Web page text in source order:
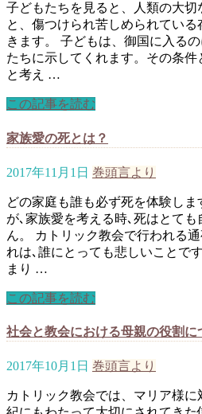
子どもたちを見ると、人類の大
と、傷つけられ苦しめられてい
きます。 子どもは、御国に入る
たちに示してくれます。その条
と考え …
この記事を読む
家族愛の死とは？
2017年11月1日 巻頭言より
どの家庭も誰も必ず死を体験し
が､家族愛を考える時､死はとて
ん。 カトリック教会で行われる
れは､誰にとっても悲しいことで
まり …
この記事を読む
社会と教会における母親の役割に
2017年10月1日 巻頭言より
カトリック教会では、マリア様